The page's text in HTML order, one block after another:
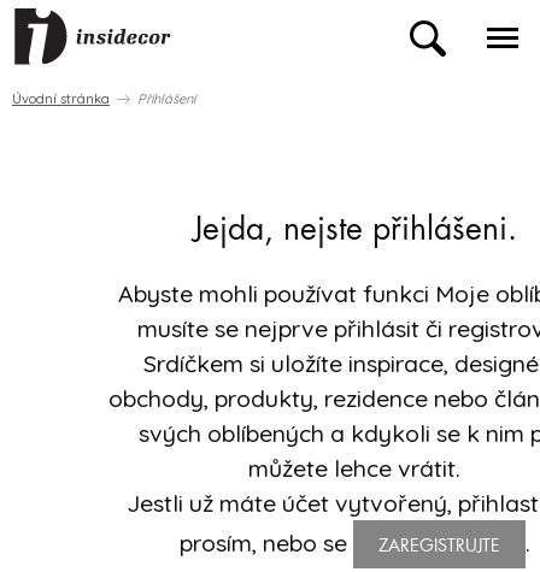
Úvodní stránka Přihlášení
Jejda, nejste přihlášeni.
Abyste mohli používat funkci Moje
musíte se nejprve přihlásit či
Srdíčkem si uložíte inspirace,
obchody, produkty, rezidence nebo
svých oblíbených a kdykoli se k nim
můžete lehce vrátit.
Jestli už máte účet vytvořený,
prosím, nebo se
ZAREGISTRUJTE .